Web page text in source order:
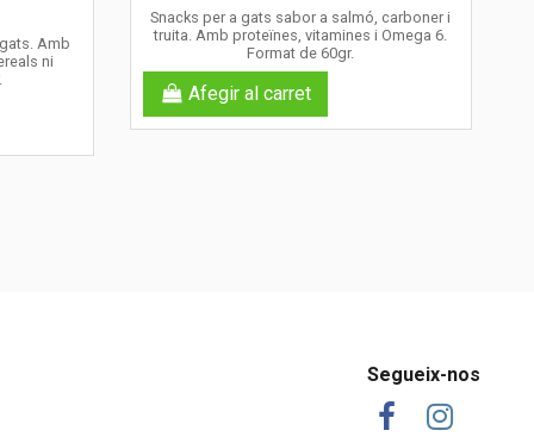
Amb
ni
Snacks per a gats sabor a salmó, carboner i
truita. Amb proteïnes, vitamines i Omega 6.
Format de 60gr.
Afegir al carret
Segueix-nos